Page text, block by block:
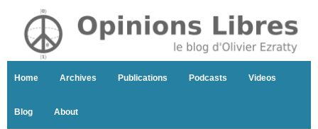
Home Archives Publications Podcasts Videos
Blog About